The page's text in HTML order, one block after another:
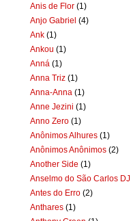
Anis de Flor (1)
Anjo Gabriel (4)
Ank (1)
Ankou (1)
Anná (1)
Anna Triz (1)
Anna-Anna (1)
Anne Jezini (1)
Anno Zero (1)
Anônimos Alhures (1)
Anônimos Anônimos (2)
Another Side (1)
Anselmo do São Carlos DJ
Antes do Erro (2)
Anthares (1)